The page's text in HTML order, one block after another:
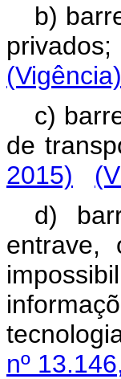
b)
(Vigência)
c)
de
2015)
d)
entrave,
nº